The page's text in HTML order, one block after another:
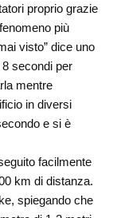
proprio grazie
più
visto” dice uno
secondi per
mentre
in diversi
e si è
facilmente
km di distanza.
spiegando che